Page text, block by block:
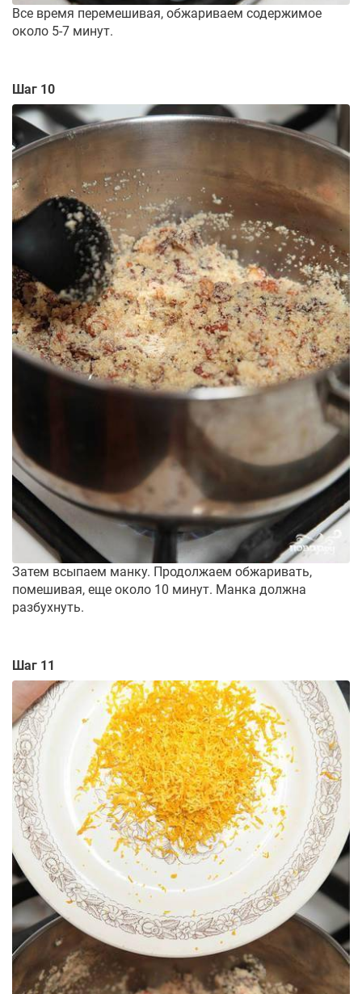
Все время перемешивая, обжариваем содержимое
около 5-7 минут.
Шаг 10
Затем всыпаем манку. Продолжаем обжаривать,
помешивая, еще около 10 минут. Манка должна
разбухнуть.
Шаг 11